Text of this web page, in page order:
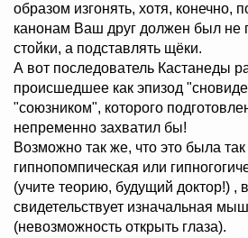
образом изгонять, хотя, конечно,
канонам Ваш друг должен был не
стойки, а подставлять щёки.
А вот последователь Кастанеды
происшедшее как эпизод
"союзником", которого
непременно захватил бы!
Возможно так же, что это была
гипнопомпическая или
(учите теорию, будущий доктор!) ,
свидетельствует изначальная
(невозможность открыть глаза).